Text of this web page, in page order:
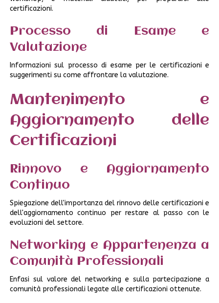
certificazioni.
Processo di Esame e
Valutazione
Informazioni sul processo di esame per le certificazioni e
suggerimenti su come affrontare la valutazione.
Mantenimento e
Aggiornamento delle
Certificazioni
Rinnovo e Aggiornamento
Continuo
Spiegazione dell'importanza del rinnovo delle certificazioni e
dell'aggiornamento continuo per restare al passo con le
evoluzioni del settore.
Networking e Appartenenza a
Comunità Professionali
Enfasi sul valore del networking e sulla partecipazione a
comunità professionali legate alle certificazioni ottenute.